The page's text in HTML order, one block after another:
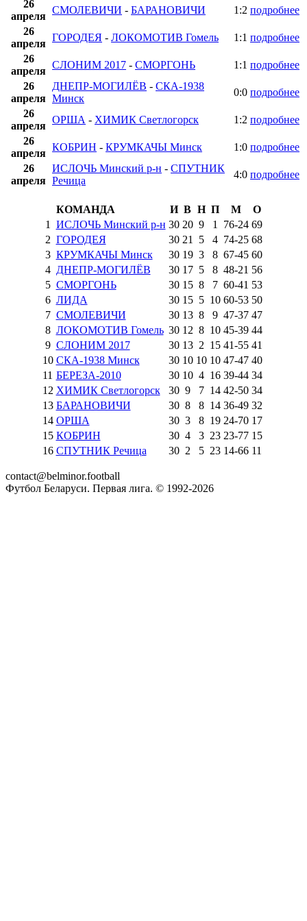
26
апреля
СМОЛЕВИЧИ - БАРАНОВИЧИ 1:2 подробнее
26
апреля
ГОРОДЕЯ - ЛОКОМОТИВ Гомель 1:1 подробнее
26
апреля
СЛОНИМ 2017 - СМОРГОНЬ 1:1 подробнее
26
апреля
ДНЕПР-МОГИЛЁВ - СКА-1938
Минск
0:0 подробнее
26
апреля
ОРША - ХИМИК Светлогорск 1:2 подробнее
26
апреля
КОБРИН - КРУМКАЧЫ Минск 1:0 подробнее
26
апреля
ИСЛОЧЬ Минский р-н - СПУТНИК
Речица
4:0 подробнее
КОМАНДА И В Н П М
О
1
ИСЛОЧЬ Минский р-н 30 20 9 1 76-24 69
2 ГОРОДЕЯ 30 21 5 4 74-25 68
3 КРУМКАЧЫ Минск 30 19 3 8 67-45 60
4 ДНЕПР-МОГИЛЁВ 30 17 5 8 48-21 56
5 СМОРГОНЬ 30 15 8 7 60-41 53
6 ЛИДА 30 15 5 10 60-53 50
7 СМОЛЕВИЧИ 30 13 8 9 47-37 47
8 ЛОКОМОТИВ Гомель 30 12 8 10 45-39 44
9 СЛОНИМ 2017 30 13 2 15 41-55 41
10 СКА-1938 Минск 30 10 10 10 47-47 40
11 БЕРЕЗА-2010 30 10 4 16 39-44 34
12 ХИМИК Светлогорск 30 9 7 14 42-50 34
13 БАРАНОВИЧИ 30 8 8 14 36-49 32
14 ОРША 30 3 8 19 24-70 17
15 КОБРИН 30 4 3 23 23-77 15
16 СПУТНИК Речица 30 2 5 23 14-66 11
contact@belminor.football
Футбол Беларуси. Первая лига. © 1992-2026